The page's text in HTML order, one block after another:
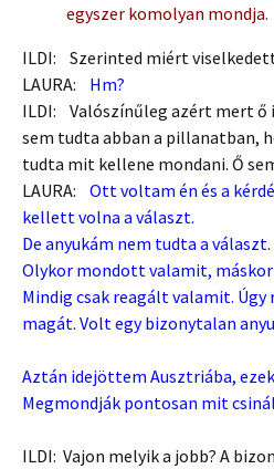
egyszer komolyan mondja.
ILDI: Szerinted miért
LAURA: Hm?
ILDI: Valószínűleg azért mert
sem tudta abban a pillanatban,
tudta mit kellene mondani. Ő
LAURA: Ott voltam én és a
kellett volna a választ.
De anyukám nem tudta a választ.
Olykor mondott valamit,
Mindig csak reagált valamit.
magát. Volt egy bizonytalan
Aztán idejöttem Ausztriába,
Megmondják pontosan mit
ILDI: Vajon melyik a jobb? A